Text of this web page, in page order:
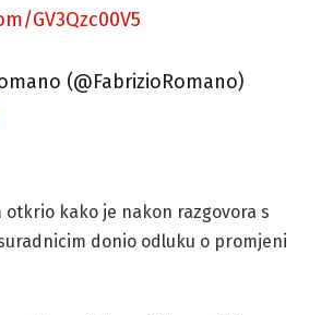
GV3Qzc00V5
(@FabrizioRomano)
kako je nakon razgovora s
donio odluku o promjeni